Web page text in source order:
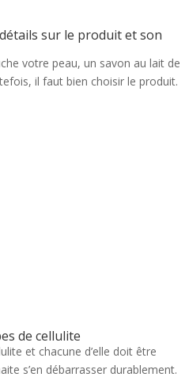
sur le produit et son
votre peau, un savon au lait de
il faut bien choisir le produit.
de cellulite
et chacune d’elle doit être
s’en débarrasser durablement.